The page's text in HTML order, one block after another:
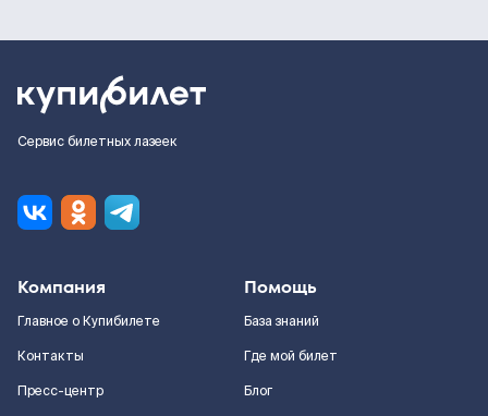
Сервис билетных лазеек
Компания
Главное о Купибилете
Контакты
Пресс-центр
Помощь
База знаний
Где мой билет
Блог